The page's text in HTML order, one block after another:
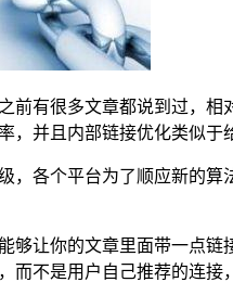
前有很多文章都说到过，
，并且内部链接优化类似于
，各个平台为了顺应新的
够让你的文章里面带一点
而不是用户自己推荐的连接